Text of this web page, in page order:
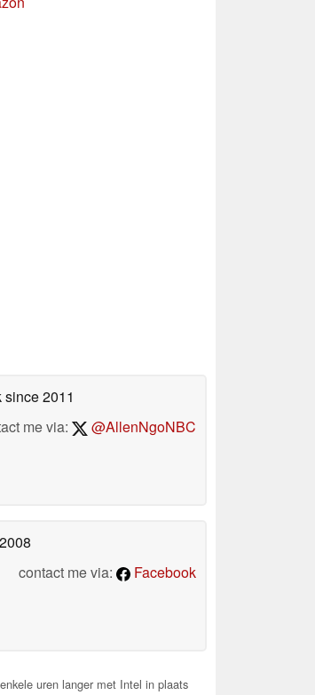
since 2011
me via:
@AllenNgoNBC
contact me via:
Facebook
uren langer met Intel in plaats